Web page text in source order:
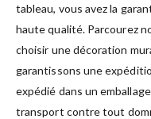
tableau, vous avez la
haute qualité. Parcourez
choisir une décoration
garantissons une
expédié dans un
transport contre tout